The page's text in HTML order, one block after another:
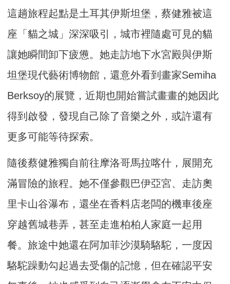
這趟旅程起點是土耳其伊斯坦堡，蔡健雅被這
座「貓之城」深深吸引，城市裡隨處可見的貓
讓她瞬間卸下疲憊。她走訪地下水宮殿與伊斯
坦堡現代藝術博物館，還意外看到畫家Semiha
Berksoy的展覽，近期也開始嘗試畫畫的她因此
得到啟發，發現自己除了音樂之外，或許還有
更多可能等待探索。
隨後蔡健雅獨自前往摩洛哥馬拉喀什，展開充
滿冒險的旅程。她不僅參觀巴伊亞宮、走訪奧
里卡山谷瀑布，還坐在香料店老闆的機車後座
穿越舊城巷弄，甚至走進柏柏人家庭一起用
餐。旅途中她還在阿加菲沙漠騎駱駝，一度因
駱駝躁動勾起過去受傷的記憶，但在確認平安